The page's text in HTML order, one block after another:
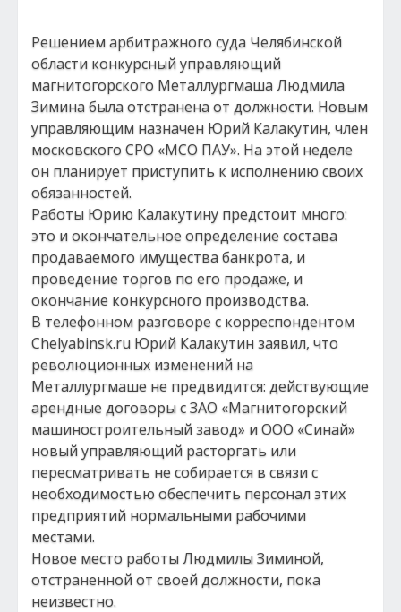
Решением арбитражного суда Челябинской
области конкурсный управляющий
магнитогорского Металлургмаша Людмила
Зимина была отстранена от должности. Новым
управляющим назначен Юрий Калакутин, член
московского СРО «МСО ПАУ». На этой неделе
он планирует приступить к исполнению своих
обязанностей.
Работы Юрию Калакутину предстоит много:
это и окончательное определение состава
продаваемого имущества банкрота, и
проведение торгов по его продаже, и
окончание конкурсного производства.
В телефонном разговоре с корреспондентом
Chelyabinsk.ru Юрий Калакутин заявил, что
революционных изменений на
Металлургмаше не предвидится: действующие
арендные договоры с ЗАО «Магнитогорский
машиностроительный завод» и ООО «Синай»
новый управляющий расторгать или
пересматривать не собирается в связи с
необходимостью обеспечить персонал этих
предприятий нормальными рабочими
местами.
Новое место работы Людмилы Зиминой,
отстраненной от своей должности, пока
неизвестно.